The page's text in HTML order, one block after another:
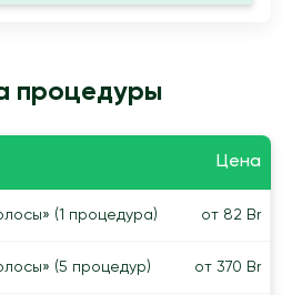
процедуры
Цена
(1 процедура) от 82 Br
(5 процедур) от 370 Br